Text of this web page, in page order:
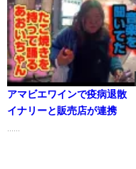
アマビエワインで疫病退散
イナリーと販売店が連携